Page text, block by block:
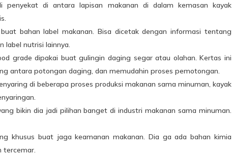
di antara lapisan makanan di dalam kemasan kayak
bahan label makanan. Bisa dicetak dengan informasi tentang
label nutrisi lainnya.
grade dipakai buat gulingin daging segar atau olahan. Kertas ini
antara potongan daging, dan memudahin proses pemotongan.
di beberapa proses produksi makanan sama minuman, kayak
bikin dia jadi pilihan banget di industri makanan sama minuman.
khusus buat jaga keamanan makanan. Dia ga ada bahan kimia
tercemar.